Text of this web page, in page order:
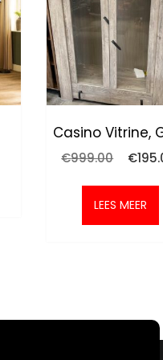
Casino Vitrine,
€999.00
was:
€
LEES MEER